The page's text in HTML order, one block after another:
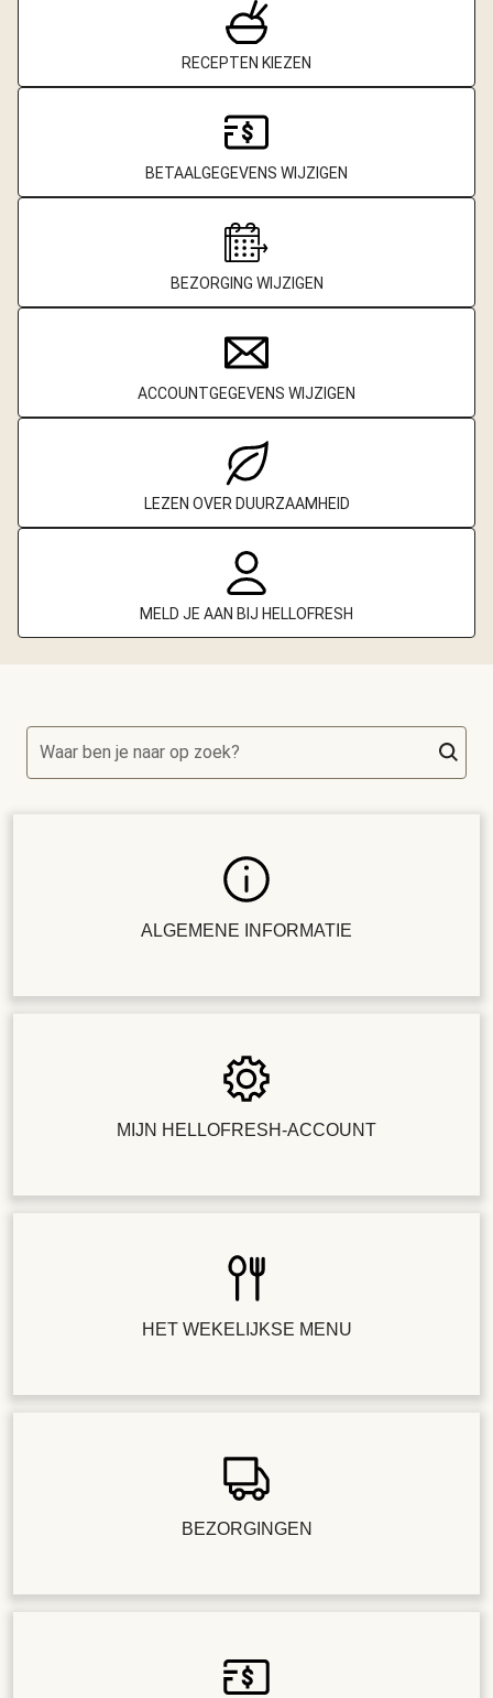
RECEPTEN KIEZEN
BETAALGEGEVENS WIJZIGEN
BEZORGING WIJZIGEN
ACCOUNTGEGEVENS WIJZIGEN
LEZEN OVER DUURZAAMHEID
MELD JE AAN BIJ HELLOFRESH
Waar ben je naar op zoek?
ALGEMENE INFORMATIE
MIJN HELLOFRESH-ACCOUNT
HET WEKELIJKSE MENU
BEZORGINGEN